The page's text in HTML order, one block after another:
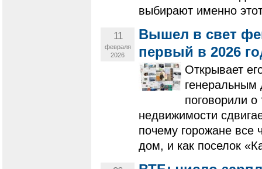
выбирают именно
11
февраля
2026
Вышел в свет
первый в 2026
Открывает
поговорили
недвижимости
почему горожане все
дом, и как поселок